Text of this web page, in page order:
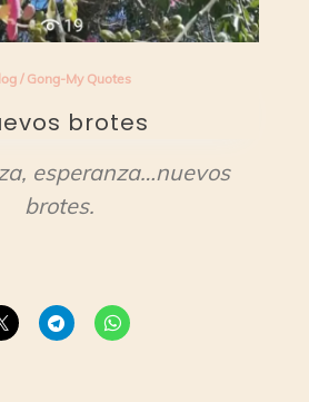
/ Gong-My Quotes
brotes
esperanza…nuevos
brotes.